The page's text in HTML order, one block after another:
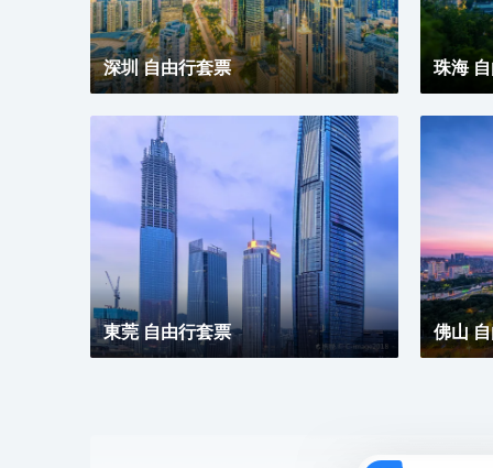
深圳 自由行套票 珠海
東莞 自由行套票 佛山